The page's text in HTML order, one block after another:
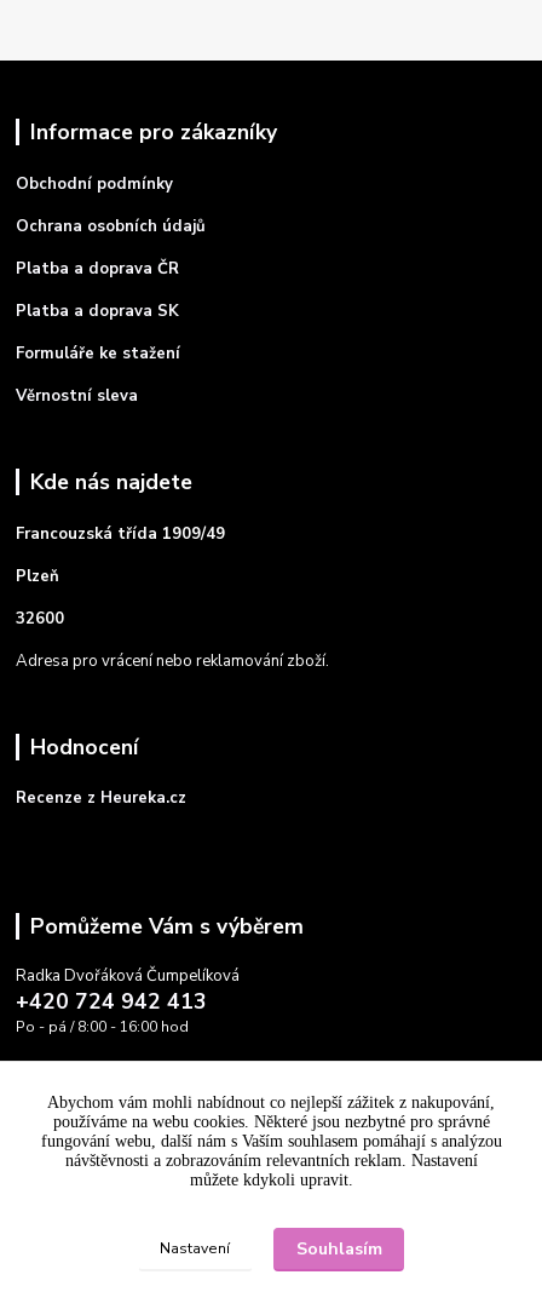
Informace pro zákazníky
Obchodní podmínky
Ochrana osobních údajů
Platba a doprava ČR
Platba a doprava SK
Formuláře ke stažení
Věrnostní sleva
Kde nás najdete
Francouzská třída 1909/49
Plzeň
32600
Adresa pro vrácení nebo reklamování zboží.
Hodnocení
Recenze z Heureka.cz
Pomůžeme Vám s výběrem
Radka Dvořáková Čumpelíková
+420 724 942 413
Po - pá / 8:00 - 16:00 hod
Upravit sběr cookies.
Abychom vám mohli nabídnout co nejlepší zážitek z nakupování,
používáme na webu cookies. Některé jsou nezbytné pro správné
fungování webu, další nám s Vaším souhlasem pomáhají s analýzou
návštěvnosti a zobrazováním relevantních reklam. Nastavení
můžete kdykoli upravit.
Nastavení Souhlasím